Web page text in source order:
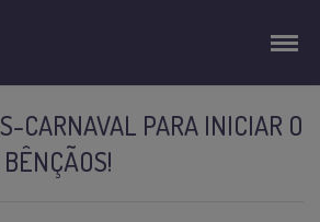
CARNAVAL PARA INICIAR O